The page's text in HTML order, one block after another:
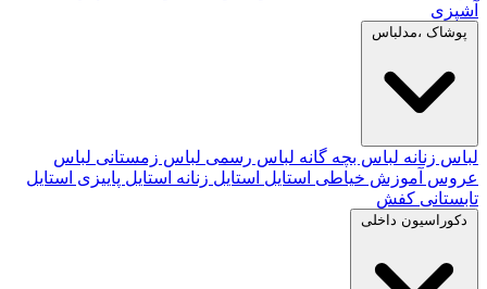
آشپزی
پوشاک ،مدلباس
لباس زنانه لباس بچه گانه لباس رسمی لباس زمستانی لباس
عروس آموزش خیاطی استایل استایل زنانه استایل پاییزی استایل
تابستانی کفش
دکوراسیون داخلی